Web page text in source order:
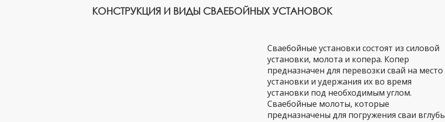
КОНСТРУКЦИЯ И ВИДЫ СВАЕБОЙНЫХ УСТАНОВОК
Сваебойные установки состоят из силовой
установки, молота и копера. Копер
предназначен для перевозки свай на место
установки и удержания их во время
установки под необходимым углом.
Сваебойные молоты, которые
предназначены для погружения сваи вглубь